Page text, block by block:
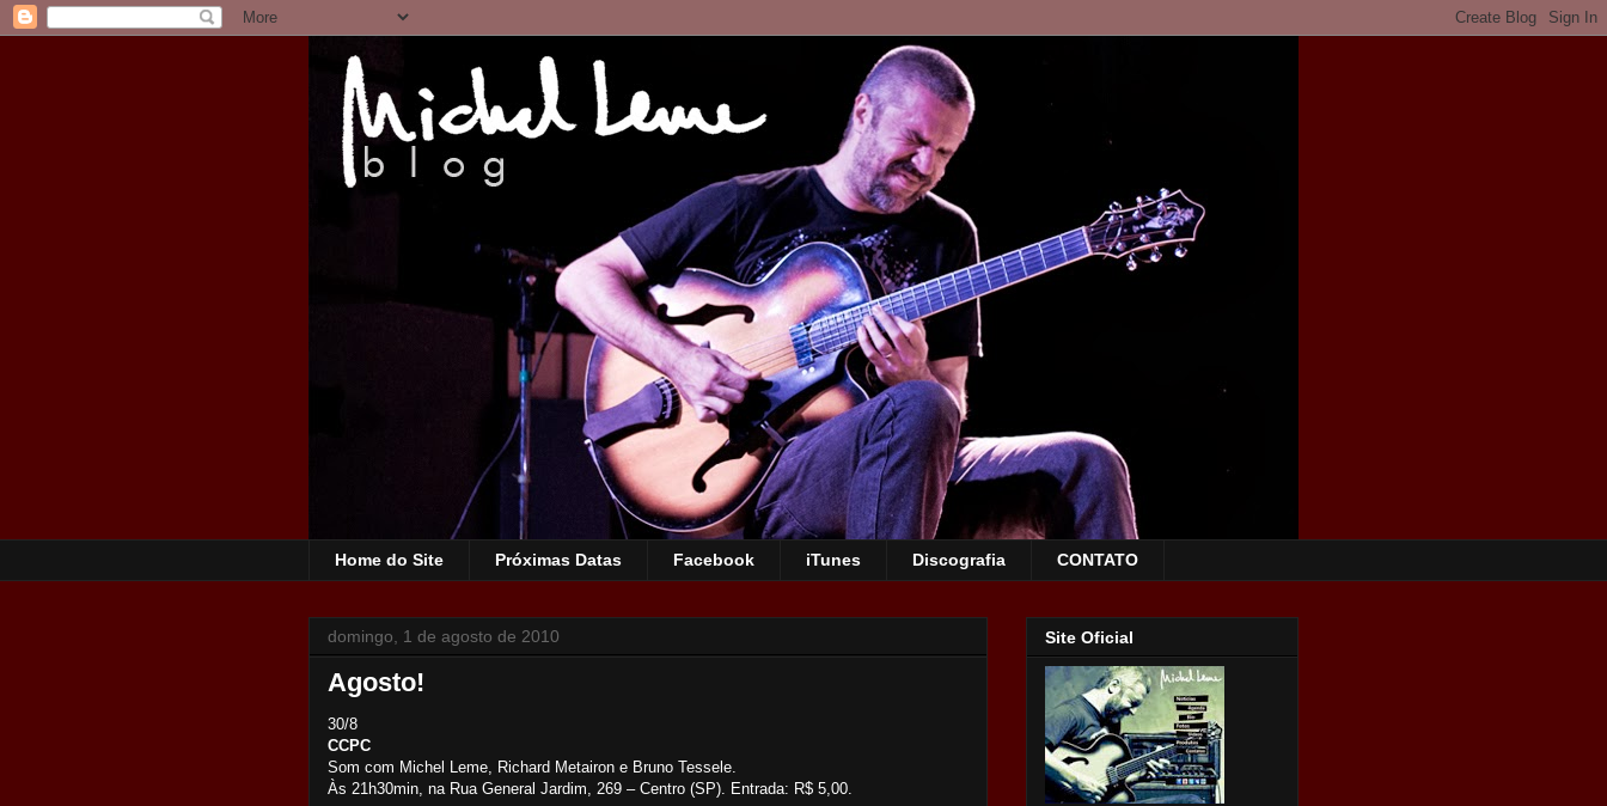
Home do Site Próximas Datas Facebook iTunes Discografia CONTATO
domingo, 1 de agosto de 2010
Agosto!
30/8
CCPC
Som com Michel Leme, Richard Metairon e Bruno Tessele.
Às 21h30min, na Rua General Jardim, 269 – Centro (SP). Entrada: R$ 5,00.
Site Oficial